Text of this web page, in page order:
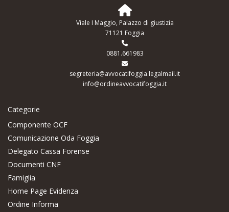
Viale I Maggio, Palazzo di giustizia
71121 Foggia
0881.661983
segreteria@avvocatifoggia.legalmail.it
info@ordineavvocatifoggia.it
Categorie
Componente OCF
Comunicazione Oda Foggia
Delegato Cassa Forense
Documenti CNF
Famiglia
Home Page Evidenza
Ordine Informa